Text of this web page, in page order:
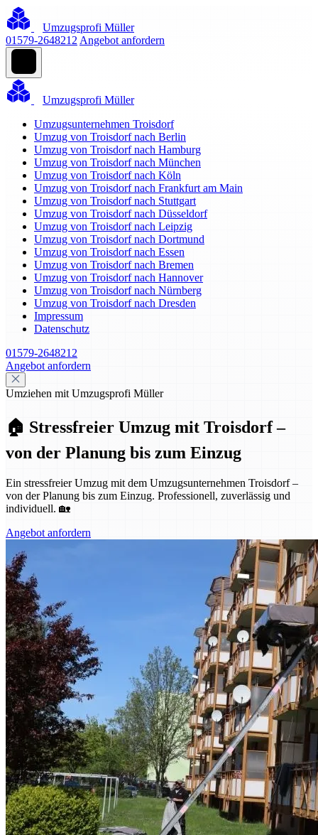
Umzugsprofi Müller
01579-2648212 Angebot anfordern
Umzugsprofi Müller
Umzugsunternehmen Troisdorf
Umzug von Troisdorf nach Berlin
Umzug von Troisdorf nach Hamburg
Umzug von Troisdorf nach München
Umzug von Troisdorf nach Köln
Umzug von Troisdorf nach Frankfurt am Main
Umzug von Troisdorf nach Stuttgart
Umzug von Troisdorf nach Düsseldorf
Umzug von Troisdorf nach Leipzig
Umzug von Troisdorf nach Dortmund
Umzug von Troisdorf nach Essen
Umzug von Troisdorf nach Bremen
Umzug von Troisdorf nach Hannover
Umzug von Troisdorf nach Nürnberg
Umzug von Troisdorf nach Dresden
Impressum
Datenschutz
01579-2648212
Angebot anfordern
Umziehen mit Umzugsprofi Müller
🏠 Stressfreier Umzug mit Troisdorf –
von der Planung bis zum Einzug
Ein stressfreier Umzug mit dem Umzugsunternehmen Troisdorf –
von der Planung bis zum Einzug. Professionell, zuverlässig und
individuell. 🏡
Angebot anfordern